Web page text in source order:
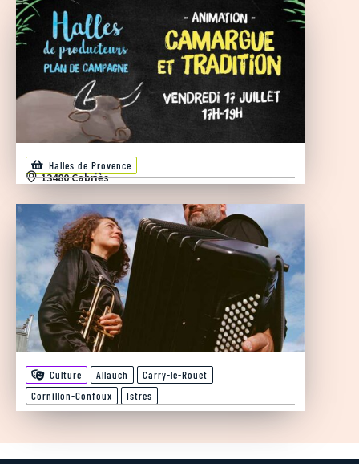
Halles de Provence
13480 Cabriès
Culture Allauch
Carry-le-Rouet
Cornillon-Confoux
Istres